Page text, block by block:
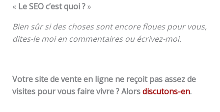
« Le SEO c’est quoi ?»
Bien sûr si des choses sont encore floues pour vous,
dites-le moi en commentaires ou écrivez-moi.
Votre site de vente en ligne ne reçoit pas assez de
visites pour vous faire vivre ? Alorsdiscutons-en.